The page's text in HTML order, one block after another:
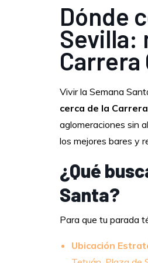
Dónde
Sevilla:
Carrera
Vivir la Semana
cerca de la
aglomeraciones sin
los mejores bares y
¿Qué
Santa?
Para que tu parada
Ubicación